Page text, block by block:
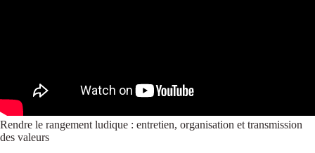
Rendre le rangement ludique : entretien, organisation et transmission
des valeurs